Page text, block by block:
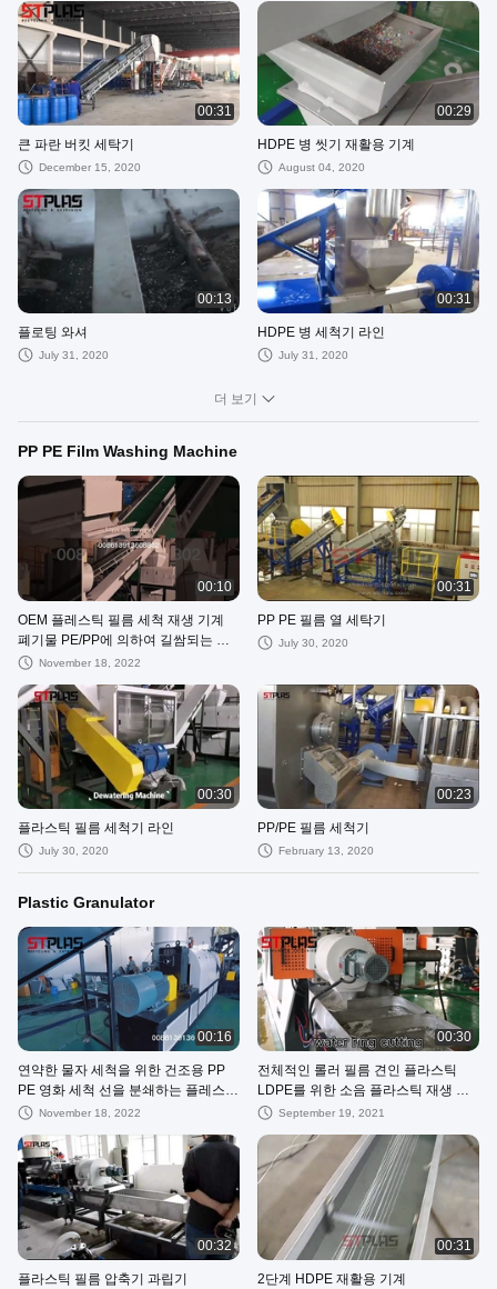
00:31
큰 파란 버킷 세탁기
December 15, 2020
00:29
HDPE 병 씻기 재활용 기계
August 04, 2020
00:13
플로팅 와셔
July 31, 2020
00:31
HDPE 병 세척기 라인
July 31, 2020
더 보기
PP PE Film Washing Machine
00:10
OEM 플레스틱 필름 세척 재생 기계
폐기물 PE/PP에 의하여 길쌈되는 부
대 세척 선
November 18, 2022
00:31
PP PE 필름 열 세탁기
July 30, 2020
00:30
플라스틱 필름 세척기 라인
July 30, 2020
00:23
PP/PE 필름 세척기
February 13, 2020
Plastic Granulator
00:16
연약한 물자 세척을 위한 건조용 PP
PE 영화 세척 선을 분쇄하는 플레스틱
필름November 18, 2022
00:30
전체적인 롤러 필름 견인 플라스틱
LDPE를 위한 소음 플라스틱 재생 펠
릿 기계 없음
September 19, 2021
00:32
플라스틱 필름 압축기 과립기
00:31
2단계 HDPE 재활용 기계